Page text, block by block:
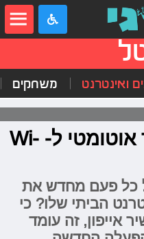
ואינטרנט משחקים
אפל מחדשת: חיבור אוטומטי ל- Wi-
כל פעם מחדש את
הביתי שלו? כי
אייפון, זה עומד